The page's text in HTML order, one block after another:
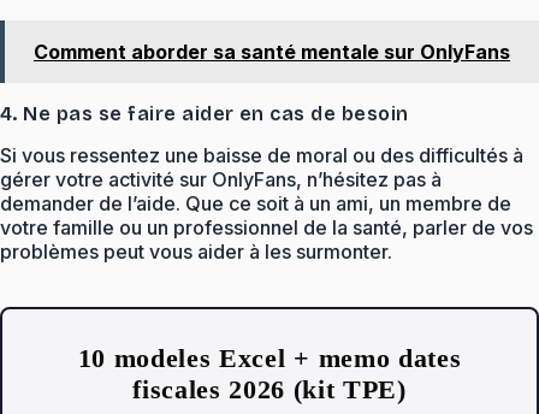
Comment aborder sa santé mentale sur OnlyFans
4. Ne pas se faire aider en cas de besoin
Si vous ressentez une baisse de moral ou des difficultés à
gérer votre activité sur OnlyFans, n’hésitez pas à
demander de l’aide. Que ce soit à un ami, un membre de
votre famille ou un professionnel de la santé, parler de vos
problèmes peut vous aider à les surmonter.
10 modeles Excel + memo dates
fiscales 2026 (kit TPE)